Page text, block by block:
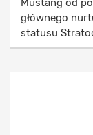
Mustang od
głównego
statusu